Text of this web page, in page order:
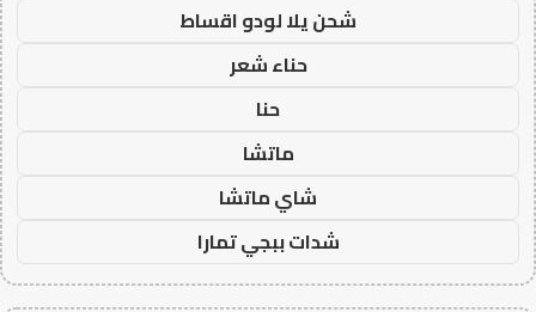
شحن يلا لودو اقساط
حناء شعر
حنا
ماتشا
شاي ماتشا
شدات ببجي تمارا